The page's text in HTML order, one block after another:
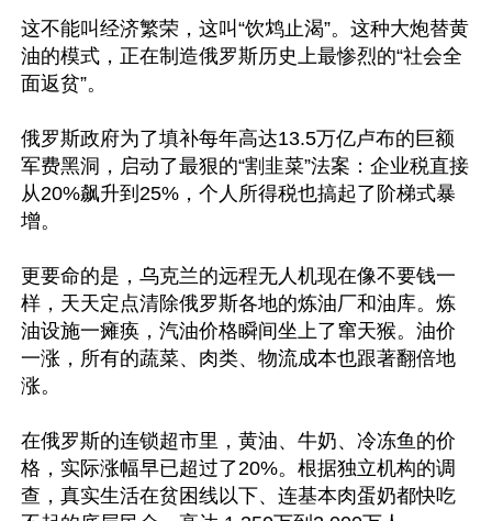
这不能叫经济繁荣，这叫“饮鸩止渴”。这种大炮替黄
油的模式，正在制造俄罗斯历史上最惨烈的“社会全
面返贫”。
俄罗斯政府为了填补每年高达13.5万亿卢布的巨额
军费黑洞，启动了最狠的“割韭菜”法案：企业税直接
从20%飙升到25%，个人所得税也搞起了阶梯式暴
增。
更要命的是，乌克兰的远程无人机现在像不要钱一
样，天天定点清除俄罗斯各地的炼油厂和油库。炼
油设施一瘫痪，汽油价格瞬间坐上了窜天猴。油价
一涨，所有的蔬菜、肉类、物流成本也跟著翻倍地
涨。
在俄罗斯的连锁超市里，黄油、牛奶、冷冻鱼的价
格，实际涨幅早已超过了20%。根据独立机构的调
查，真实生活在贫困线以下、连基本肉蛋奶都快吃